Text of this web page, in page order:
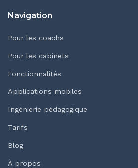
Navigation
Pour les coachs
Pour les cabinets
Fonctionnalités
Applications mobiles
Ingénierie pédagogique
Tarifs
Blog
À propos